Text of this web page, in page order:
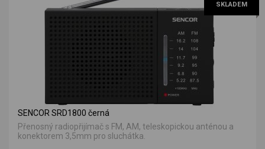
SKLADEM
SENCOR SRD1800 černá
Přenosný radiopřijímač s FM, AM, teleskopickou anténou a
konektorem 3,5mm pro sluchátka.